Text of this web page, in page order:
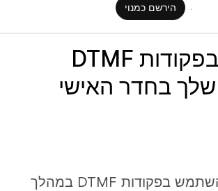
הירשם כמנוי
השתמש בפקודות DTMF
בחדר האישי
באפשרותך להשתמש בפקודות DTMF במהלך